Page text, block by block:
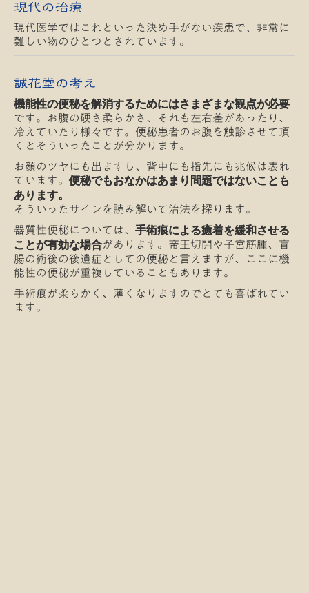
現代の治療
現代医学ではこれといった決め手がない疾患で、非常に
難しい物のひとつとされています。
誠花堂の考え
機能性の便秘を解消するためにはさまざまな観点が必要
です。お腹の硬さ柔らかさ、それも左右差があったり、
冷えていたり様々です。便秘患者のお腹を触診させて頂
くとそういったことが分かります。
お顔のツヤにも出ますし、背中にも指先にも兆候は表れ
ています。 便秘でもおなかはあまり問題ではないことも
あります。
そういったサインを読み解いて治法を探ります。
器質性便秘については、
手術痕による癒着を緩和させる
ことが有効な場合があります。帝王切開や子宮筋腫、盲
腸の術後の後遺症としての便秘と言えますが、ここに機
能性の便秘が重複していることもあります。
手術痕が柔らかく、薄くなりますのでとても喜ばれてい
ます。